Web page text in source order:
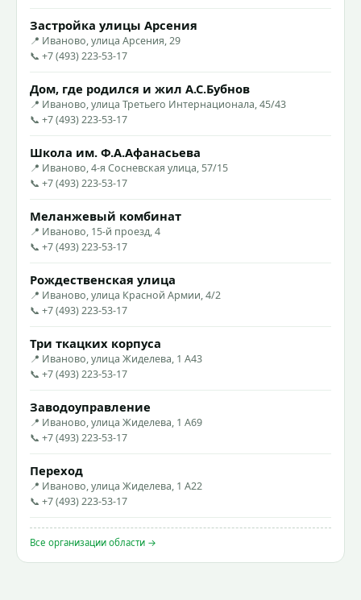
Застройка улицы Арсения
📍 Иваново, улица Арсения, 29
📞 +7 (493) 223-53-17
Дом, где родился и жил А.С.Бубнов
📍 Иваново, улица Третьего Интернационала, 45/43
📞 +7 (493) 223-53-17
Школа им. Ф.А.Афанасьева
📍 Иваново, 4-я Сосневская улица, 57/15
📞 +7 (493) 223-53-17
Меланжевый комбинат
📍 Иваново, 15-й проезд, 4
📞 +7 (493) 223-53-17
Рождественская улица
📍 Иваново, улица Красной Армии, 4/2
📞 +7 (493) 223-53-17
Три ткацких корпуса
📍 Иваново, улица Жиделева, 1 А43
📞 +7 (493) 223-53-17
Заводоуправление
📍 Иваново, улица Жиделева, 1 А69
📞 +7 (493) 223-53-17
Переход
📍 Иваново, улица Жиделева, 1 А22
📞 +7 (493) 223-53-17
Все организации области →